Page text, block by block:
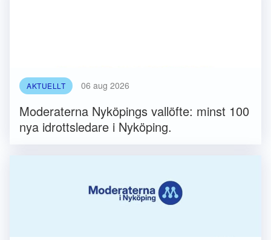
AKTUELLT 06 aug 2026
Moderaterna Nyköpings vallöfte: minst 100
nya idrottsledare i Nyköping.